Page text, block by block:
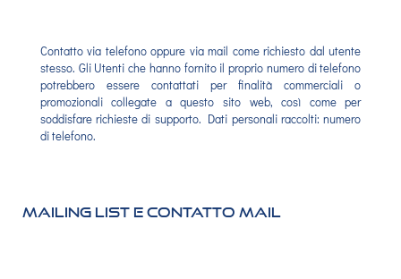
Contatto via telefono oppure via mail come richiesto dal utente
stesso. Gli Utenti che hanno fornito il proprio numero di telefono
potrebbero essere contattati per finalità commerciali o
promozionali collegate a questo sito web, così come per
soddisfare richieste di supporto. Dati personali raccolti: numero
di telefono.
Mailing List e contatto mail